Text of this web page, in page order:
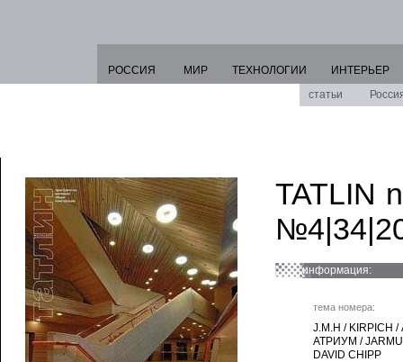
РОССИЯ МИР ТЕХНОЛОГИИ
ИНТЕРЬЕР
статьи
TATLIN
информация:
тема номера:
J.M.H /
АТРИУМ /
DAVID CHIPP